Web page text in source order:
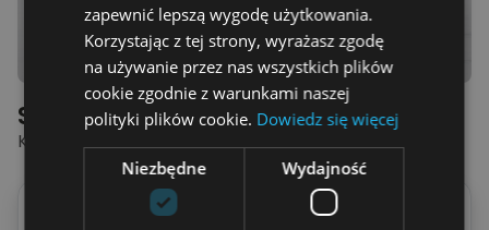
Spersonalizowana Tabliczka
KOCHANY TATUSIU - AKRYL
Ile osób na tabliczce?
zapewnić lepszą wygodę użytkowania.
Korzystając z tej strony, wyrażasz zgodę
na używanie przez nas wszystkich plików
cookie zgodnie z warunkami naszej
polityki plików cookie. Dowiedz się więcej
Niezbędne Wydajność